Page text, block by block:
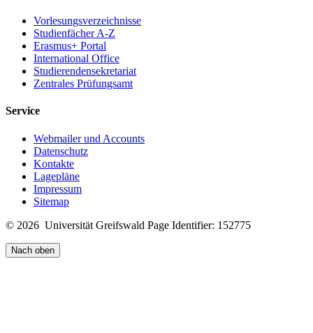
Vorlesungsverzeichnisse
Studienfächer A-Z
Erasmus+ Portal
International Office
Studierendensekretariat
Zentrales Prüfungsamt
Service
Webmailer und Accounts
Datenschutz
Kontakte
Lagepläne
Impressum
Sitemap
© 2026 Universität Greifswald Page Identifier: 152775
Nach oben